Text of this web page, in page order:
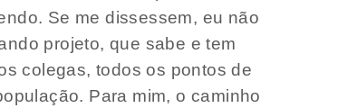
Se me dissessem, eu não
projeto, que sabe e tem
colegas, todos os pontos de
Para mim, o caminho